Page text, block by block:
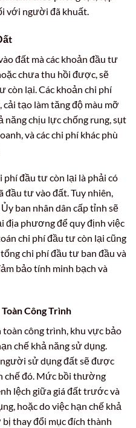
với người đã khuất.
đất mà các khoản đầu tư
chưa thu hồi được, sẽ
lại. Các khoản chi phí
cải tạo làm tăng độ màu mỡ
năng chịu lực chống rung, sụt
và các chi phí khác phù
đầu tư còn lại là phải có
tư vào đất. Tuy nhiên,
ban nhân dân cấp tỉnh sẽ
địa phương để quy định việc
chi phí đầu tư còn lại cũng
chi phí đầu tư ban đầu và
bảo tính minh bạch và
Công Trình
công trình, khu vực bảo
chế khả năng sử dụng.
sử dụng đất sẽ được
chế đó. Mức bồi thường
lệch giữa giá đất trước và
hoặc do việc hạn chế khả
thay đổi mục đích thành